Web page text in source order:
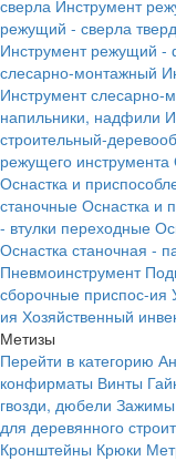
сверла Инструмент
режущий - сверла
Инструмент режущий -
слесарно-монтажный
Инструмент слесарно-
напильники, надфили
строительный-
режущего инструмента
Оснастка и
станочные Оснастка и
- втулки переходные
Оснастка станочная -
Пневмоинструмент
сборочные приспос-ия
ия Хозяйственный
Метизы
Перейти в категорию
конфирматы Винты
гвозди, дюбели Зажимы
для деревянного
Кронштейны Крюки